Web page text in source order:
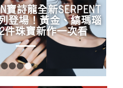
詩龍全新SERPENT
場！黃金、縞瑪瑙
寶新作一次看
4 5